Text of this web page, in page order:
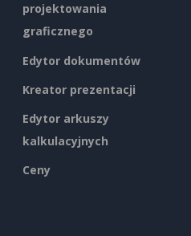
projektowania
graficznego
Edytor dokumentów
Kreator prezentacji
Edytor arkuszy
kalkulacyjnych
Ceny